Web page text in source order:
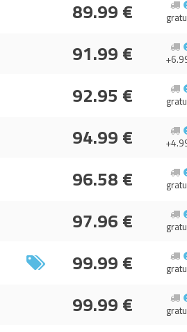
89.99 €
91.99 €
92.95 €
94.99 €
96.58 €
97.96 €
99.99 €
99.99 €